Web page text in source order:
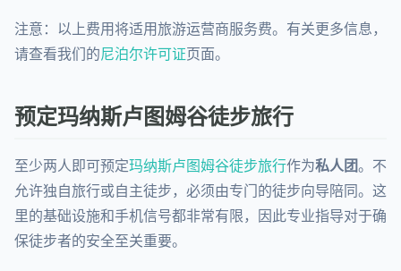
注意：以上费用将适用旅游运营商服务费。有关更多信息，
请查看我们的尼泊尔许可证页面。
预定玛纳斯卢图姆谷徒步旅行
至少两人即可预定玛纳斯卢图姆谷徒步旅行作为私人团。不
允许独自旅行或自主徒步，必须由专门的徒步向导陪同。这
里的基础设施和手机信号都非常有限，因此专业指导对于确
保徒步者的安全至关重要。